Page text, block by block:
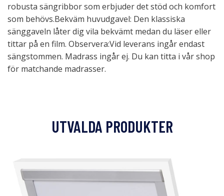
robusta sängribbor som erbjuder det stöd och komfort
som behövs.Bekväm huvudgavel: Den klassiska
sänggaveln låter dig vila bekvämt medan du läser eller
tittar på en film. Observera:Vid leverans ingår endast
sängstommen. Madrass ingår ej. Du kan titta i vår shop
för matchande madrasser.
UTVALDA PRODUKTER